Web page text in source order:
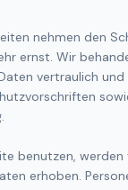
nehmen den
ernst. Wir
vertraulich
benutzen, werden
erhoben.